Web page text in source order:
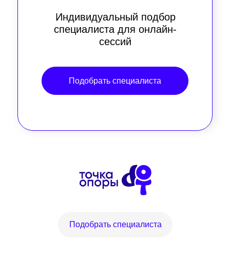
Индивидуальный подбор
специалиста для онлайн-
сессий
Подобрать специалиста
Подобрать специалиста